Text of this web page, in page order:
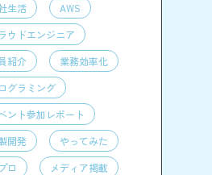
生活
AWS
ウドエンジニア
紹介
業務効率化
グラミング
ント参加レポート
開発
やってみた
ロ
メディア掲載